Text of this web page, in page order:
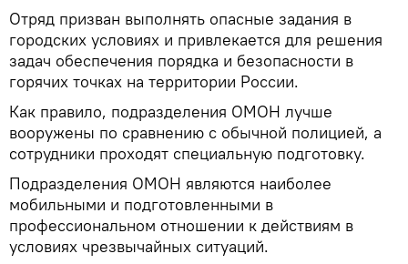
Отряд призван выполнять опасные задания в
городских условиях и привлекается для решения
задач обеспечения порядка и безопасности в
горячих точках на территории России.
Как правило, подразделения ОМОН лучше
вооружены по сравнению с обычной полицией, а
сотрудники проходят специальную подготовку.
Подразделения ОМОН являются наиболее
мобильными и подготовленными в
профессиональном отношении к действиям в
условиях чрезвычайных ситуаций.